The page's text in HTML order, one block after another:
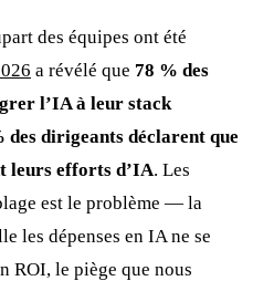
des équipes ont été
a révélé que 78 % des
l’IA à leur stack
des dirigeants déclarent que
leurs efforts d’IA. Les
est le problème — la
les dépenses en IA ne se
ROI, le piège que nous